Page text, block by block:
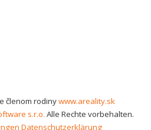
členom rodinywww.areality.sk
s.r.o. Alle Rechte vorbehalten.
Datenschutzerklärung